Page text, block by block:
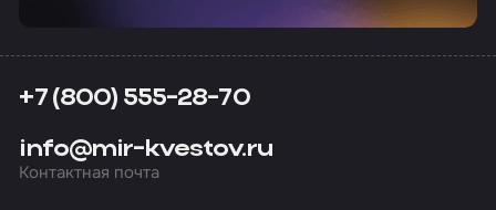
+7 (800) 555-28-70
info@mir-kvestov.ru
Контактная почта